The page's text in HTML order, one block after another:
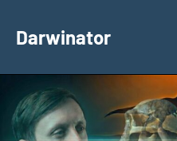
InhaltDarwinator
Evolutionsbiologie